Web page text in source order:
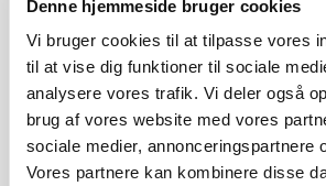
Denne hjemmeside bruger cookies
Vi bruger cookies til at tilpasse vores
til at vise dig funktioner til sociale
analysere vores trafik. Vi deler også
brug af vores website med vores
sociale medier, annonceringspartnere
Vores partnere kan kombinere disse